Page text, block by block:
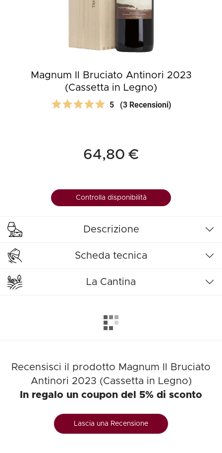
Magnum Il Bruciato Antinori 2023
(Cassetta in Legno)
5 (3 Recensioni)
64,80 €
Controlla disponibilità
Descrizione
Scheda tecnica
La Cantina
Recensisci il prodotto Magnum Il Bruciato
Antinori 2023 (Cassetta in Legno)
In regalo un coupon del 5% di sconto
Lascia una Recensione